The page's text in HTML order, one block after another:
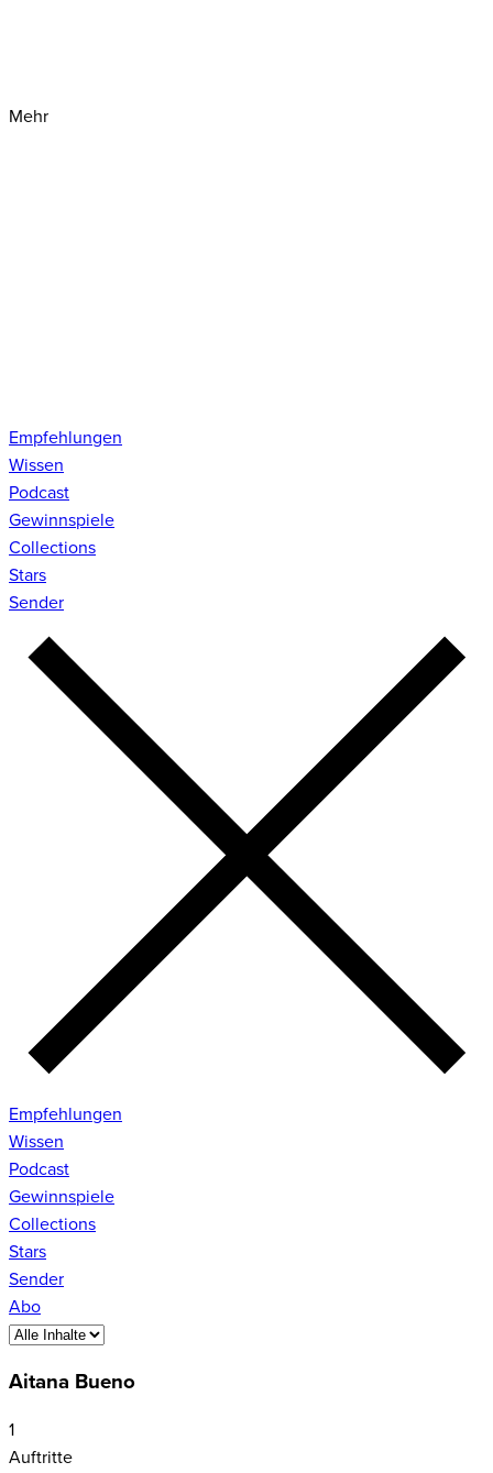
Mehr
Empfehlungen
Wissen
Podcast
Gewinnspiele
Collections
Stars
Sender
Empfehlungen
Wissen
Podcast
Gewinnspiele
Collections
Stars
Sender
Abo
Aitana Bueno
1
Auftritte